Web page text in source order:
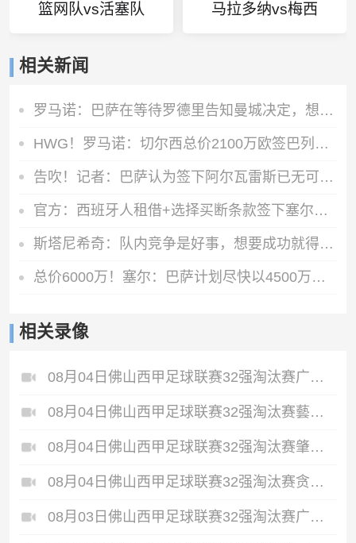
篮网队vs活塞队 马拉多纳vs梅西
相关新闻
罗马诺：巴萨在等待罗德里告知曼城决定，想尽量快速推进以防意外
HWG！罗马诺：切尔西总价2100万欧签巴列卡诺28岁左后卫查瓦里亚
告吹！记者：巴萨认为签下阿尔瓦雷斯已无可能，正在寻找备选目标
官方：西班牙人租借+选择买断条款签下塞尔塔中卫乌奈·努涅斯
斯塔尼希奇：队内竞争是好事，想要成功就得拥有庞大阵容
总价6000万！塞尔：巴萨计划尽快以4500万欧+1500万报价罗德里
相关录像
08月04日佛山西甲足球联赛32强淘汰赛广东西南建设VS香港圣徒全场录像
08月04日佛山西甲足球联赛32强淘汰赛藝品高國際VS湛江狂狼·粵辉能源全场录像
08月04日佛山西甲足球联赛32强淘汰赛肇庆恒骏成VS三七互娱全场录像
08月04日佛山西甲足球联赛32强淘汰赛贪玩游戏VS美的薪火全场录像
08月03日佛山西甲足球联赛32强淘汰赛广东客家青年VS广州英华思力U17全场录像